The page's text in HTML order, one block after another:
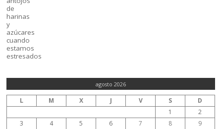
agosto 2026
L M X J V S
D
1
2
3
4 5 6 7 8 9